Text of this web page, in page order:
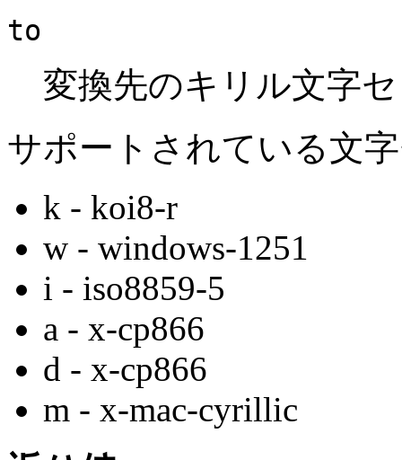
to
変換先のキリル文字
サポートされている文
k - koi8-r
w - windows-1251
i - iso8859-5
a - x-cp866
d - x-cp866
m - x-mac-cyrillic